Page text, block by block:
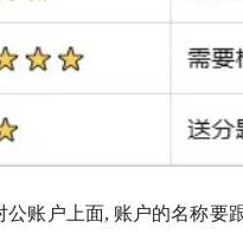
账户上面, 账户的名称要